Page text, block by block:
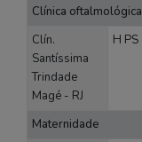
Clínica oftalmológica
Clín.
Santíssima
Trindade
Magé - RJ
H PS
Maternidade